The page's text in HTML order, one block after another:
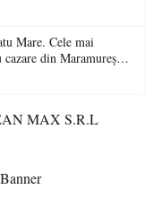
Mare. Cele mai
cazare din Maramureș,